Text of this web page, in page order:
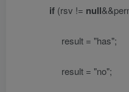
if (rsv != null
result = "has";
result = "no";